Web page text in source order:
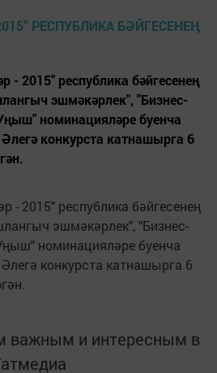
2015" республика бәйгесенең
эшмәкәрлек", "Бизнес-
номинацияләре буенча
конкурста катнашырга 6
2015" республика бәйгесенең
эшмәкәрлек", "Бизнес-
номинацияләре буенча
конкурста катнашырга 6
важным и интересным в